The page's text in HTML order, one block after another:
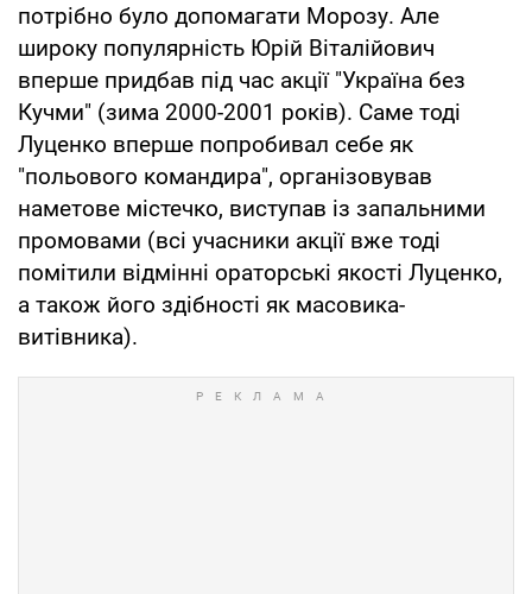
потрібно було допомагати Морозу. Але
широку популярність Юрій Віталійович
вперше придбав під час акції "Україна без
Кучми" (зима 2000-2001 років). Саме тоді
Луценко вперше попробивал себе як
"польового командира", організовував
наметове містечко, виступав із запальними
промовами (всі учасники акції вже тоді
помітили відмінні ораторські якості Луценко,
а також його здібності як масовика-
витівника).